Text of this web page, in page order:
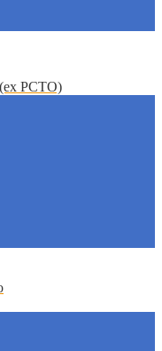
PCTO)